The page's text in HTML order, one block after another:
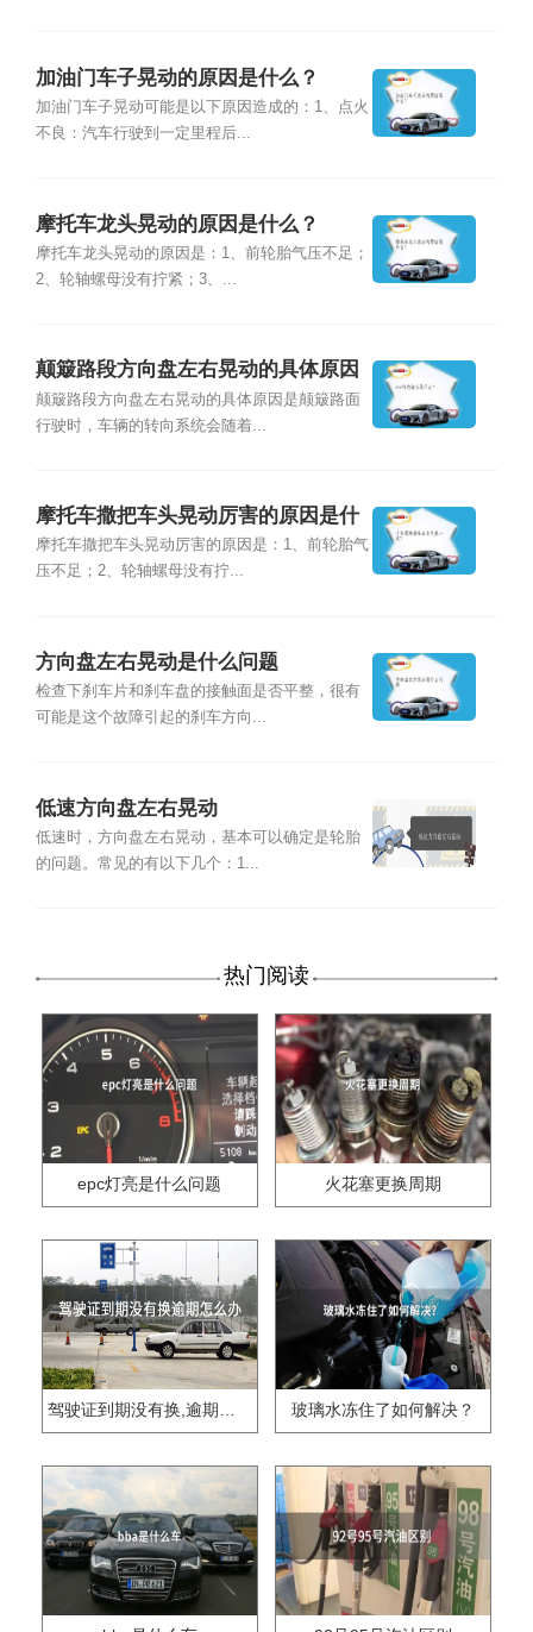
加油门车子晃动的原因是什么？
加油门车子晃动可能是以下原因造成的：1、点火
不良：汽车行驶到一定里程后...
摩托车龙头晃动的原因是什么？
摩托车龙头晃动的原因是：1、前轮胎气压不足；
2、轮轴螺母没有拧紧；3、...
颠簸路段方向盘左右晃动的具体原因
是什么？
颠簸路段方向盘左右晃动的具体原因是颠簸路面
行驶时，车辆的转向系统会随着...
摩托车撒把车头晃动厉害的原因是什
么？
摩托车撒把车头晃动厉害的原因是：1、前轮胎气
压不足；2、轮轴螺母没有拧...
方向盘左右晃动是什么问题
检查下刹车片和刹车盘的接触面是否平整，很有
可能是这个故障引起的刹车方向...
低速方向盘左右晃动
低速时，方向盘左右晃动，基本可以确定是轮胎
的问题。常见的有以下几个：1...
热门阅读
epc灯亮是什么问题 火花塞更换周期
驾驶证到期没有换,逾期怎么办?? 玻璃水冻住了如何解决？